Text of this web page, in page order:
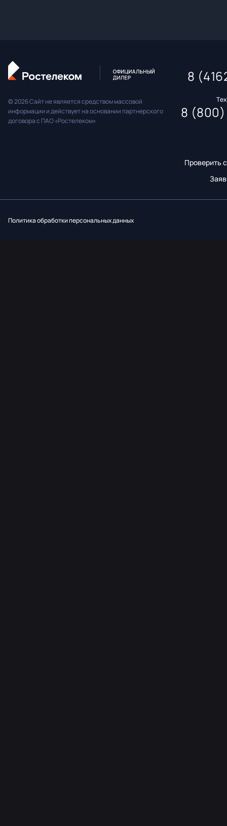
© 2026 Сайт не является средством массовой
информации и действует на основании партнерского
договора с ПАО «Ростелеком»
Проверить
8
8
Политика обработки персональных данных